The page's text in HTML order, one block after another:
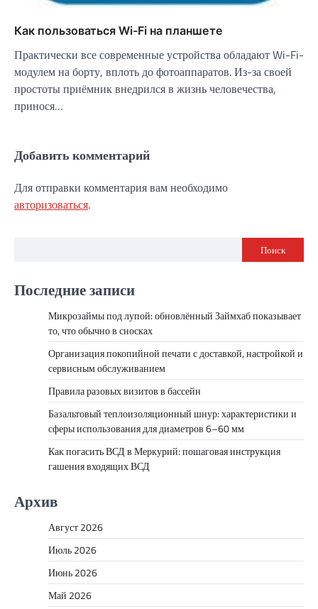
Как пользоваться Wi-Fi на планшете
Практически все современные устройства обладают Wi-Fi-
модулем на борту, вплоть до фотоаппаратов. Из-за своей
простоты приёмник внедрился в жизнь человечества,
принося…
Добавить комментарий
Для отправки комментария вам необходимо
авторизоваться.
Поиск
Последние записи
Микрозаймы под лупой: обновлённый Займхаб показывает
то, что обычно в сносках
Организация покопийной печати с доставкой, настройкой и
сервисным обслуживанием
Правила разовых визитов в бассейн
Базальтовый теплоизоляционный шнур: характеристики и
сферы использования для диаметров 6–60 мм
Как погасить ВСД в Меркурий: пошаговая инструкция
гашения входящих ВСД
Архив
Август 2026
Июль 2026
Июнь 2026
Май 2026